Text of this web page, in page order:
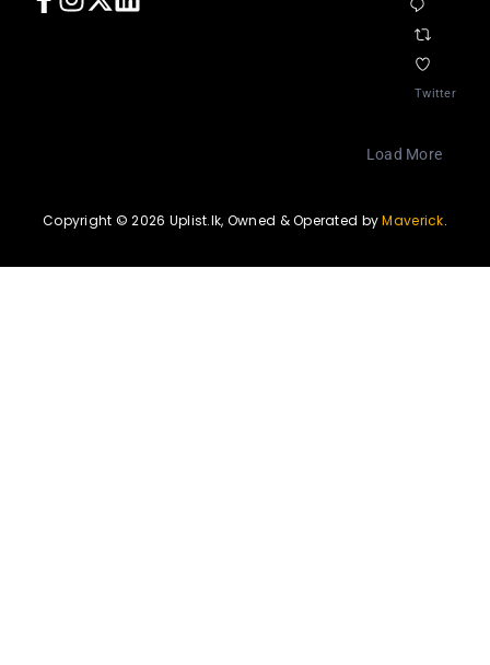
Twitter
Load More
Copyright © 2026 Uplist.lk, Owned & Operated byMaverick.